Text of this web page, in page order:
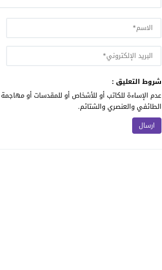
شروط التعليق :
عدم الإساءة للكاتب أو للأشخاص أو للمقدسات أو مهاجمة
الطائفي والعنصري والشتائم.